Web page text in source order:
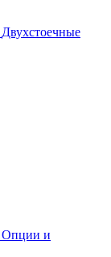
Двухстоечные
Опции и